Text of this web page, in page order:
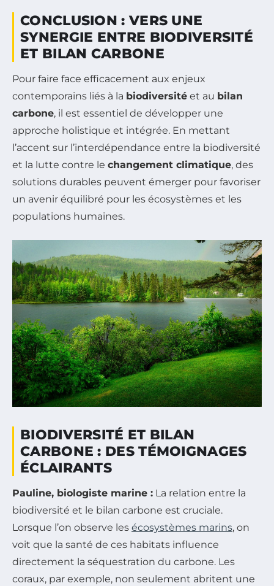
CONCLUSION : VERS UNE
SYNERGIE ENTRE BIODIVERSITÉ
ET BILAN CARBONE
Pour faire face efficacement aux enjeux
contemporains liés à la biodiversité et au bilan
carbone, il est essentiel de développer une
approche holistique et intégrée. En mettant
l’accent sur l’interdépendance entre la biodiversité
et la lutte contre le changement climatique, des
solutions durables peuvent émerger pour favoriser
un avenir équilibré pour les écosystèmes et les
populations humaines.
BIODIVERSITÉ ET BILAN
CARBONE : DES TÉMOIGNAGES
ÉCLAIRANTS
Pauline, biologiste marine : La relation entre la
biodiversité et le bilan carbone est cruciale.
Lorsque l’on observe les écosystèmes marins, on
voit que la santé de ces habitats influence
directement la séquestration du carbone. Les
coraux, par exemple, non seulement abritent une